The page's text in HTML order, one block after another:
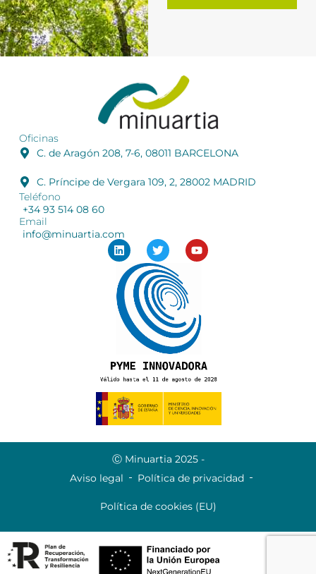
Oficinas
C. de Aragón 208, 7-6, 08011 BARCELONA
C. Príncipe de Vergara 109, 2, 28002 MADRID
Teléfono
+34 93 514 08 60
Email
info@minuartia.com
Ⓒ Minuartia 2025 -
Aviso legal
Política de privacidad
Política de cookies (EU)